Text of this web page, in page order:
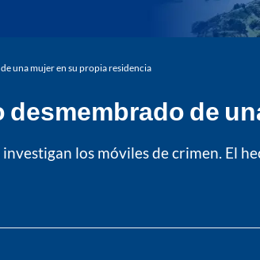
una mujer en su propia residencia
de
los móviles de crimen. El